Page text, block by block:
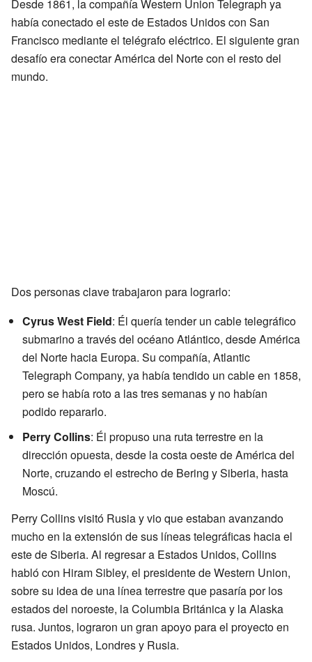
Desde 1861, la compañía Western Union Telegraph ya
había conectado el este de Estados Unidos con San
Francisco mediante el telégrafo eléctrico. El siguiente gran
desafío era conectar América del Norte con el resto del
mundo.
Dos personas clave trabajaron para lograrlo:
Cyrus West Field: Él quería tender un cable telegráfico
submarino a través del océano Atlántico, desde América
del Norte hacia Europa. Su compañía, Atlantic
Telegraph Company, ya había tendido un cable en 1858,
pero se había roto a las tres semanas y no habían
podido repararlo.
Perry Collins: Él propuso una ruta terrestre en la
dirección opuesta, desde la costa oeste de América del
Norte, cruzando el estrecho de Bering y Siberia, hasta
Moscú.
Perry Collins visitó Rusia y vio que estaban avanzando
mucho en la extensión de sus líneas telegráficas hacia el
este de Siberia. Al regresar a Estados Unidos, Collins
habló con Hiram Sibley, el presidente de Western Union,
sobre su idea de una línea terrestre que pasaría por los
estados del noroeste, la Columbia Británica y la Alaska
rusa. Juntos, lograron un gran apoyo para el proyecto en
Estados Unidos, Londres y Rusia.